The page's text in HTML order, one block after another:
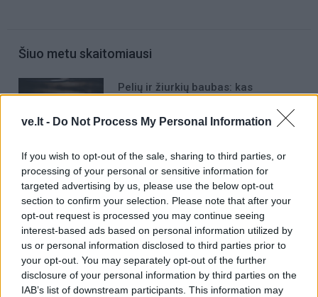
ve.lt - Do Not Process My Personal Information
If you wish to opt-out of the sale, sharing to third parties, or
processing of your personal or sensitive information for
targeted advertising by us, please use the below opt-out
section to confirm your selection. Please note that after your
opt-out request is processed you may continue seeing
interest-based ads based on personal information utilized by
us or personal information disclosed to third parties prior to
your opt-out. You may separately opt-out of the further
disclosure of your personal information by third parties on the
IAB’s list of downstream participants. This information may
Šiuo metu skaitomiausi
Pelių ir žiurkių baubas: kas
nuodai
60-ies: 10 kirpimų, kurie vizualiai
jaunina
Taro kortų horoskopas rugpjūčio 7
dienai: Vandeniams – pasirinkimas,
Dvyniams – pagreitis